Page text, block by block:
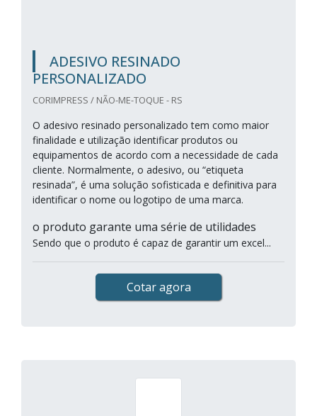
ADESIVO RESINADO
PERSONALIZADO
CORIMPRESS / NÃO-ME-TOQUE - RS
O adesivo resinado personalizado tem como maior
finalidade e utilização identificar produtos ou
equipamentos de acordo com a necessidade de cada
cliente. Normalmente, o adesivo, ou “etiqueta
resinada”, é uma solução sofisticada e definitiva para
identificar o nome ou logotipo de uma marca.
o produto garante uma série de utilidades
Sendo que o produto é capaz de garantir um excel...
Cotar agora